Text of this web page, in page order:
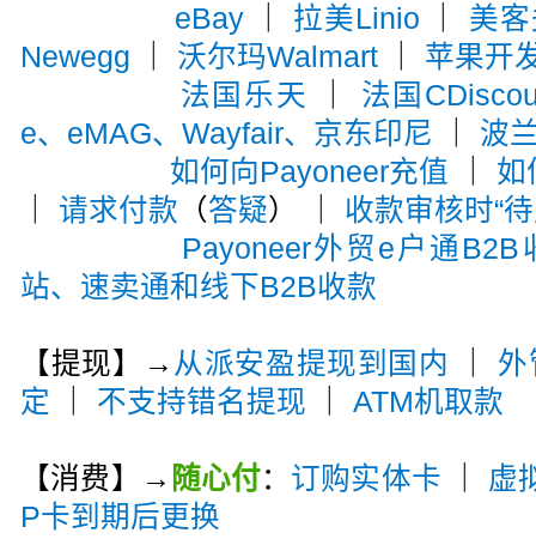
eBay｜ 拉美Linio
美
Newegg
沃尔玛Walmart
苹果开
法国乐天
法国
e、eMAG、Wayfair、京东印尼
波
如何向Payoneer充值
如
请求付款 （答疑） ｜ 收款审核时“
Payoneer外贸e户通B2B
站、速卖通和线下B2B收款
【提现】→ 从派安盈提现到国内
外
定
不支持错名提现 ｜ATM机取款
【消费】→ 随心付： 订购实体卡
虚
P卡到期后更换